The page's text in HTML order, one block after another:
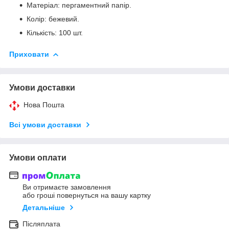
Матеріал: пергаментний папір.
Колір: бежевий.
Кількість: 100 шт.
Приховати
Умови доставки
Нова Пошта
Всі умови доставки
Умови оплати
Ви отримаєте замовлення
або гроші повернуться на вашу картку
Детальніше
Післяплата